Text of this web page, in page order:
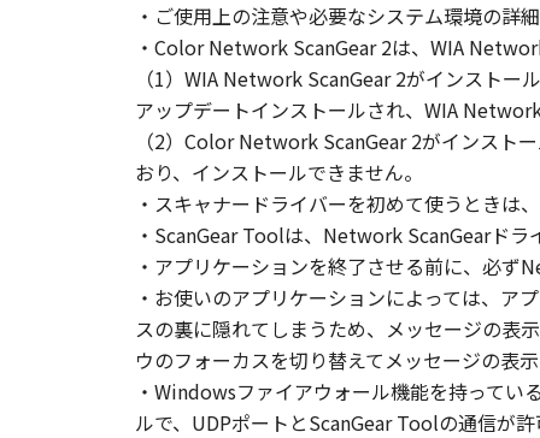
とはできません。
(2) お客様は、「本ソフトウェア」
することはできません。また第三
３．著作権表示
お客様は、「本ソフトウェア」に含
りません。
４．所有権
「本ソフトウェア」に係る権原およ
５．輸出
お客様は、日本国政府または関連す
は間接に輸出してはなりません。
・ご使用上の注意や必要なシステム環境の詳
・Color Network ScanGear 2は、WIA
（1）WIA Network ScanGear 2がインスト
アップデートインストールされ、WIA
（2）Color Network ScanGear 2がインスト
おり、インストールできません。
・スキャナードライバーを初めて使うときは
・ScanGear Toolは、Network ScanGearドラ
・アプリケーションを終了させる前に、必ず
・お使いのアプリケーションによっては、
スの裏に隠れてしまうため、メッセージの表
ウのフォーカスを切り替えてメッセージの表
・Windowsファイアウォール機能を持って
ルで、UDPポートとScanGear Toolの通信が